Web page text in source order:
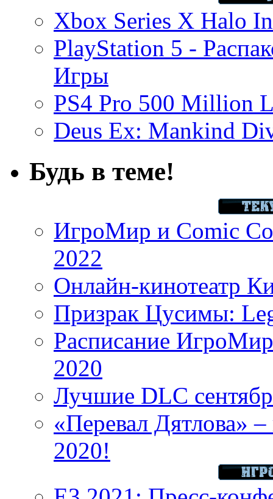
Xbox Series X Halo
PlayStation 5 -
Игры
PS4 Pro 500 Million
Deus Ex: Mankind
Будь в теме!
ИгроМир и Comic
2022
Онлайн-кинотеатр
Призрак Цусимы:
Расписание
2020
Лучшие DLC
«Перевал Дятлова»
2020!